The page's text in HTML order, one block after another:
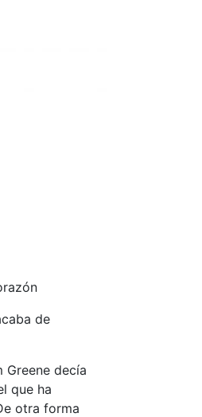
de
Greene decía
que ha
otra forma